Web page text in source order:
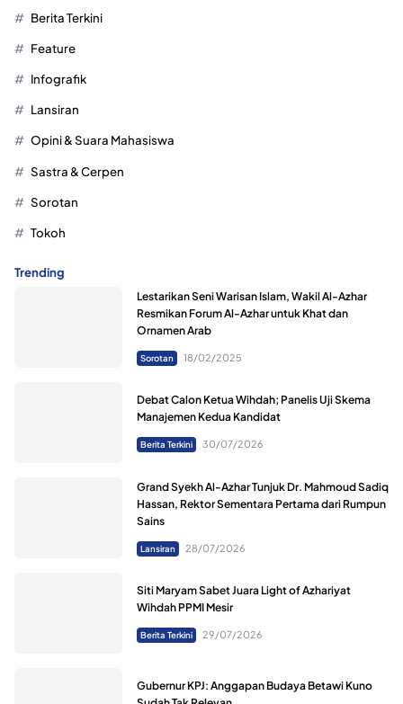
Berita Terkini
Feature
Infografik
Lansiran
Opini & Suara Mahasiswa
Sastra & Cerpen
Sorotan
Tokoh
Trending
Lestarikan Seni Warisan Islam, Wakil Al-Azhar
Resmikan Forum Al-Azhar untuk Khat dan
Ornamen Arab
Sorotan 18/02/2025
Debat Calon Ketua Wihdah; Panelis Uji Skema
Manajemen Kedua Kandidat
Berita Terkini 30/07/2026
Grand Syekh Al-Azhar Tunjuk Dr. Mahmoud Sadiq
Hassan, Rektor Sementara Pertama dari Rumpun
Sains
Lansiran 28/07/2026
Siti Maryam Sabet Juara Light of Azhariyat
Wihdah PPMI Mesir
Berita Terkini 29/07/2026
Gubernur KPJ: Anggapan Budaya Betawi Kuno